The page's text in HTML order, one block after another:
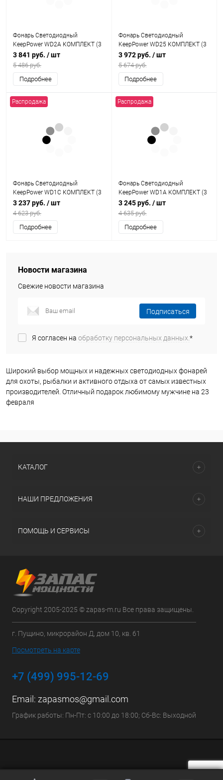
Фонарь Светодиодный
KeepPower WD2A КОМПЛЕКТ (3
реж. 550Лм, ЗУ + АКБ)
3 841 руб. / шт
5 486 руб.
Подробнее
Фонарь Светодиодный
KeepPower WD25 КОМПЛЕКТ (3
реж. 980Лм, ЗУ + АКБ)
3 972 руб. / шт
5 674 руб.
Подробнее
Распродажа
Фонарь Светодиодный
KeepPower WD1C КОМПЛЕКТ (3
реж. 620Лм, комплект ЗУ + АКБ)
3 237 руб. / шт
4 623 руб.
Подробнее
Распродажа
Фонарь Светодиодный
KeepPower WD1A КОМПЛЕКТ (3
реж. 500Лм, комплект ЗУ + АКБ)
3 245 руб. / шт
4 635 руб.
Подробнее
Новости магазина
Свежие новости магазина
Подписаться
Я согласен на обработку персональных данных.*
Широкий выбор мощных и надежных светодиодных фонарей
для охоты, рыбалки и активного отдыха от самых известных
производителей. Отличный подарок любимому мужчине на 23
февраля
КАТАЛОГ
НАШИ ПРЕДЛОЖЕНИЯ
ПОМОЩЬ И СЕРВИСЫ
Copyright 2005-2025 © zapas-m.ru Все права защищены.
г. Пущино, микрорайон Д, дом 10, кв. 61
Посмотреть на карте
+7 (499) 995-12-69
Email: zapasmos@gmail.com
График работы: Пн-Пт: с 10:00 до 18:00; Сб-Вс: Выходной